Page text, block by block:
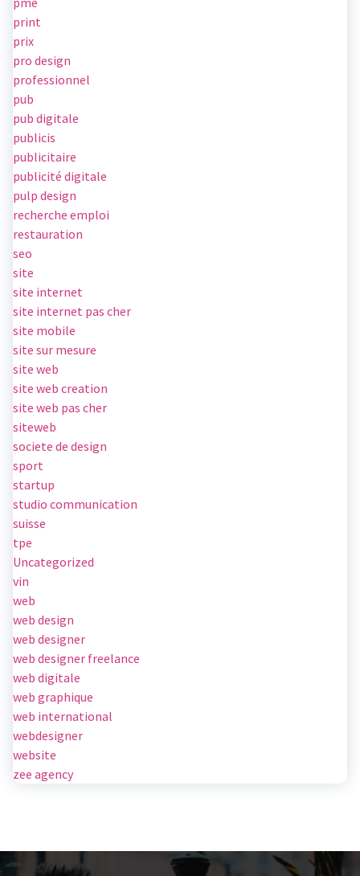
print
prix
pro design
professionnel
pub
pub digitale
publicis
publicitaire
publicité digitale
pulp design
recherche emploi
restauration
seo
site
site internet
site internet pas cher
site mobile
site sur mesure
site web
site web creation
site web pas cher
siteweb
societe de design
sport
startup
studio communication
suisse
tpe
Uncategorized
vin
web
web design
web designer
web designer freelance
web digitale
web graphique
web international
webdesigner
website
zee agency